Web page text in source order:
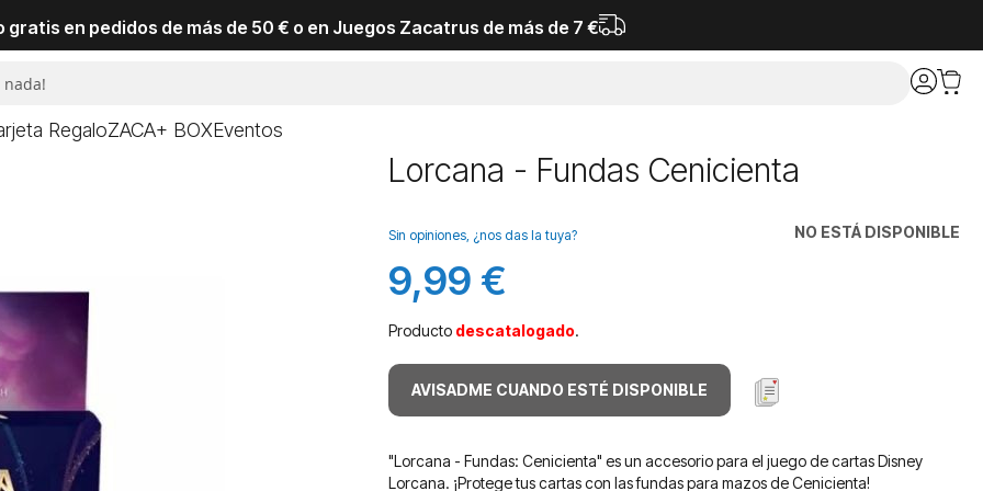
gratis en pedidos de más de 50 € o en Juegos Zacatrus de más de 7 €
RegaloZACA+ BOXEventos
Lorcana - Fundas Cenicienta
NO ESTÁ DISPONIBLE
Sin opiniones, ¿nos das la tuya?
9,99 €
Producto descatalogado.
AVISADME CUANDO ESTÉ DISPONIBLE
"Lorcana - Fundas: Cenicienta" es un accesorio para el juego de cartas Disney
Lorcana. ¡Protege tus cartas con las fundas para mazos de Cenicienta!